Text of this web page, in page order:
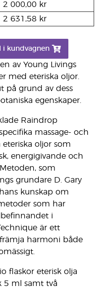
av Young Livings
med eteriska oljor.
på grund av dess
egenskaper.
Raindrop
massage- och
oljor som
energigivande och
som
grundare D. Gary
kunskap om
som har
i
är ett
harmoni både
flaskor eterisk olja
5 ml samt två
2 000,00 kr
2 631,58 kr
i kundvagnen